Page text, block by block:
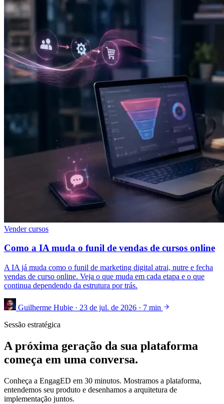
Vender cursos
Como a IA muda o funil de vendas de cursos online
A IA já muda como o funil de marketing digital atrai, nutre e fecha
vendas de curso online. Veja o que muda em cada etapa e o que
continua dependendo da estrutura por trás.
Guilherme Hubie · 23 de jul. de 2026 · 7 min
Sessão estratégica
A próxima geração da sua plataforma
começa em uma conversa.
Conheça a EngagED em 30 minutos. Mostramos a plataforma,
entendemos seu produto e desenhamos a arquitetura de
implementação juntos.